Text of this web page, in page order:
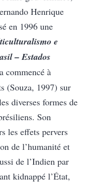
Henrique
en 1996 une
e
– Estados
commencé à
(Souza, 1997) sur
diverses formes de
Son
les effets pervers
de l’humanité et
de l’Indien par
kidnappé l’État,